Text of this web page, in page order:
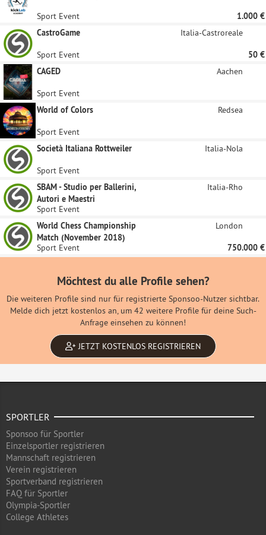
Sport Event
1.000 €
CastroGame
Italia-Castroreale
Sport Event
50 €
CAGED
Aachen
Sport Event
World of Colors
Redsea
Sport Event
Società Italiana Rottweiler
Italia-Nola
Sport Event
SBAM - Studio per Ballerini,
Autori e Maestri
Italia-Rho
Sport Event
World Chess Championship
Match (November 2018)
London
Sport Event 750.000 €
Möchtest du alle Profile sehen?
Die weiteren Profile sind nur für registrierte Sponsoo-Nutzer sichtbar.
Melde dich jetzt kostenlos an, um 42 weitere Profile für deine Such-
Anfrage einsehen zu können!
JETZT KOSTENLOS REGISTRIEREN
SPORTLER
Sponsoo für Sportler
Einzelsportler registrieren
Mannschaft registrieren
Verein registrieren
Sportverband registrieren
FAQ für Sportler
Olympia-Sportler
College Athletes